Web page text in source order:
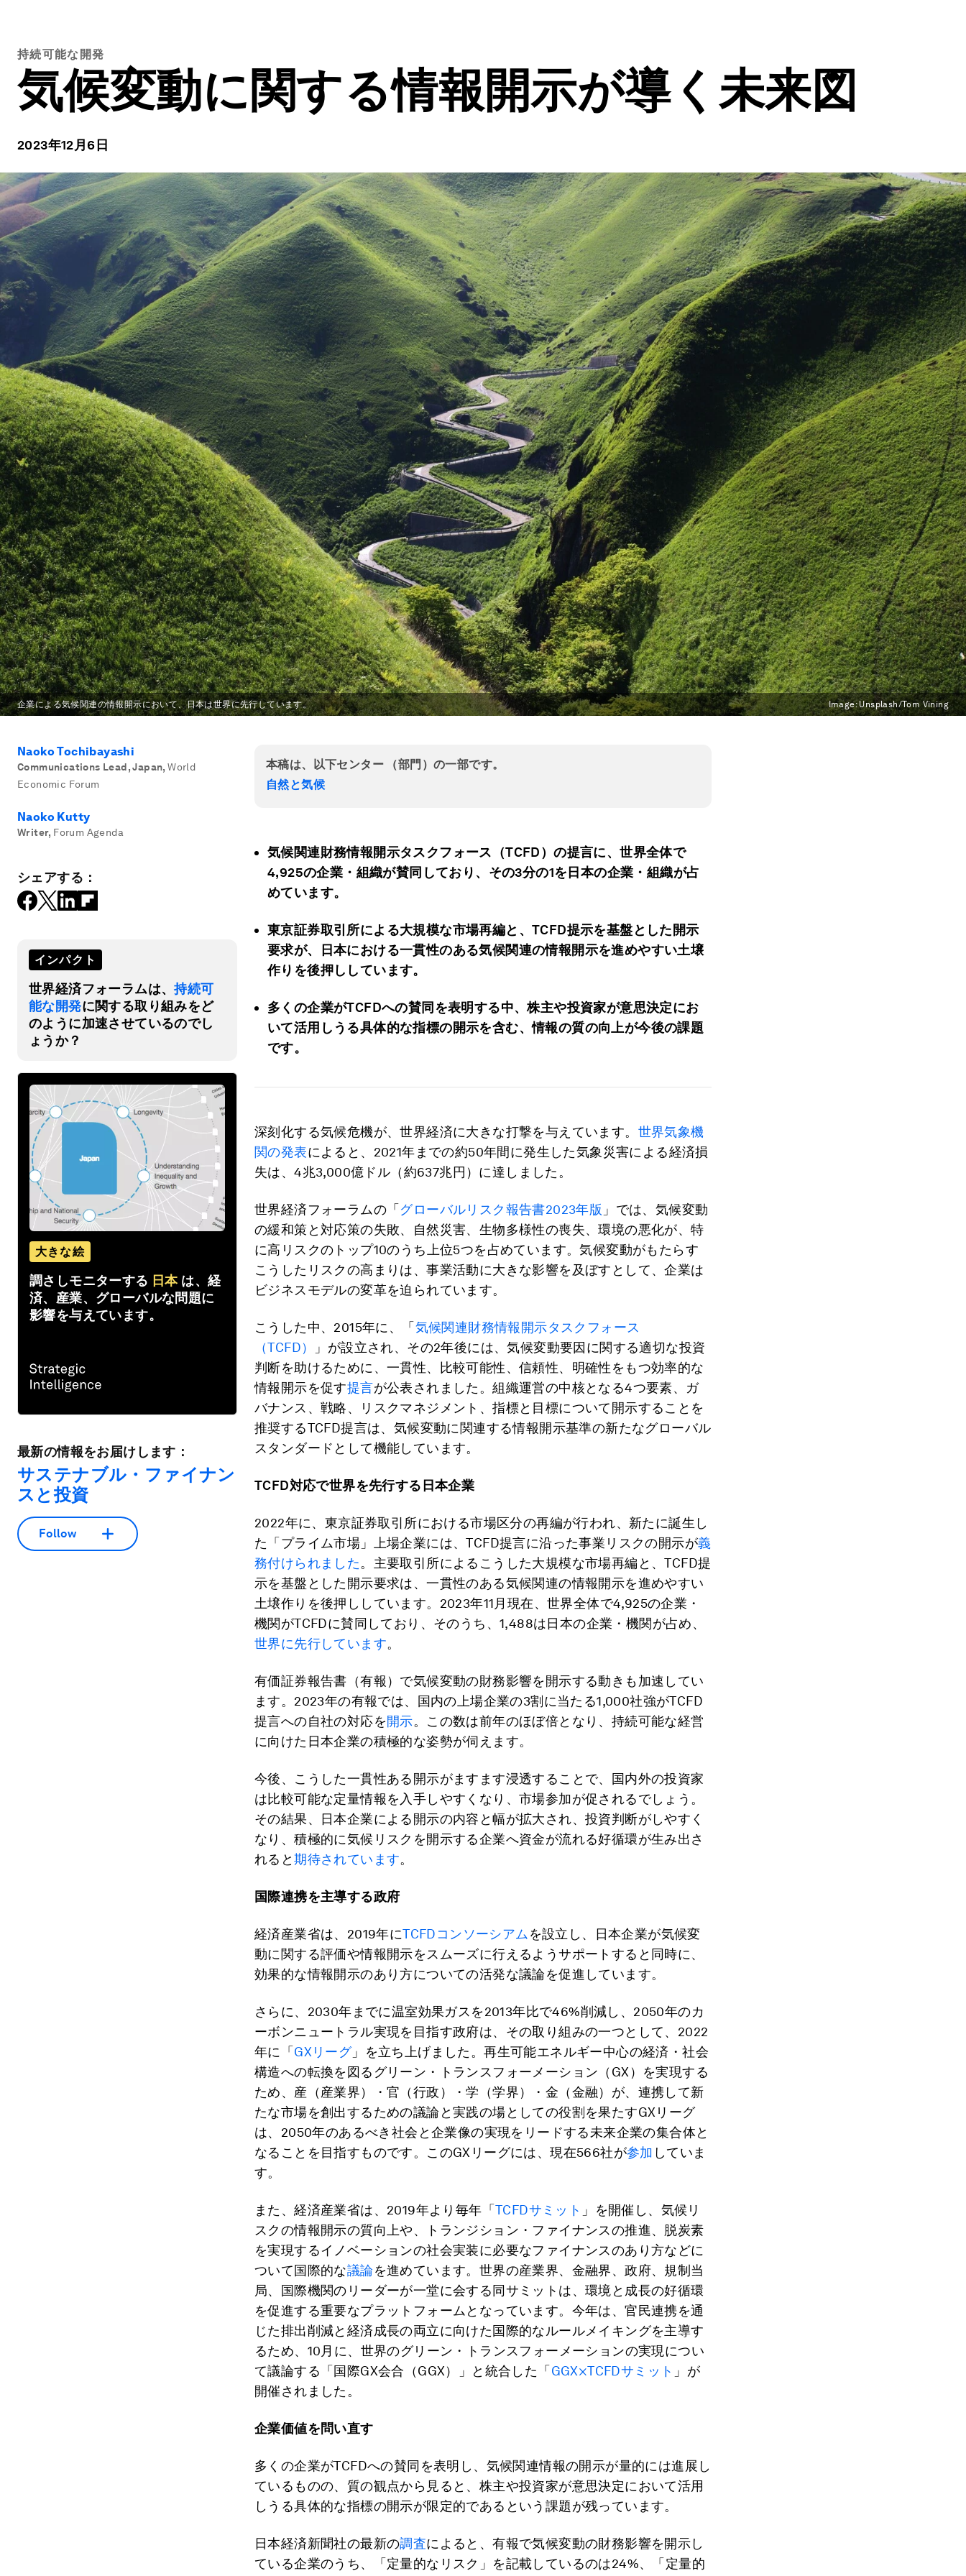
持続可能な開発
気候変動に関する情報開示が導く未来図
2023年12月6日
企業による気候関連の情報開示において、日本は世界に先行しています。 Image:Unsplash/Tom Vining
Naoko Tochibayashi
Communications Lead, Japan, World
Economic Forum
Naoko Kutty
Writer, Forum Agenda
シェアする：
インパクト
世界経済フォーラムは、持続可
能な開発に関する取り組みをど
のように加速させているのでし
ょうか？
大きな絵
調さしモニターする 日本 は、経
済、産業、グローバルな問題に
影響を与えています。
最新の情報をお届けします：
サステナブル・ファイナン
スと投資
Follow
本稿は、以下センター （部門）の一部です。
自然と気候
気候関連財務情報開示タスクフォース（TCFD）の提言に、世界全体で
4,925の企業・組織が賛同しており、その3分の1を日本の企業・組織が占
めています。
東京証券取引所による大規模な市場再編と、TCFD提示を基盤とした開示
要求が、日本における一貫性のある気候関連の情報開示を進めやすい土壌
作りを後押ししています。
多くの企業がTCFDへの賛同を表明する中、株主や投資家が意思決定にお
いて活用しうる具体的な指標の開示を含む、情報の質の向上が今後の課題
です。
深刻化する気候危機が、世界経済に大きな打撃を与えています。 世界気象機
関の発表によると、2021年までの約50年間に発生した気象災害による経済損
失は、4兆3,000億ドル（約637兆円）に達しました。
世界経済フォーラムの「 グローバルリスク報告書2023年版 」では、気候変動
の緩和策と対応策の失敗、自然災害、生物多様性の喪失、環境の悪化が、特
に高リスクのトップ10のうち上位5つを占めています。気候変動がもたらす
こうしたリスクの高まりは、事業活動に大きな影響を及ぼすとして、企業は
ビジネスモデルの変革を迫られています。
こうした中、2015年に、「 気候関連財務情報開示タスクフォース
（TCFD）
」が設立され、その2年後には、気候変動要因に関する適切な投資
判断を助けるために、一貫性、比較可能性、信頼性、明確性をもつ効率的な
情報開示を促す提言が公表されました。組織運営の中核となる4つ要素、ガ
バナンス、戦略、リスクマネジメント、指標と目標について開示することを
推奨するTCFD提言は、気候変動に関連する情報開示基準の新たなグローバル
スタンダードとして機能しています。
TCFD対応で世界を先行する日本企業
2022年に、東京証券取引所における市場区分の再編が行われ、新たに誕生し
た「プライム市場」上場企業には、TCFD提言に沿った事業リスクの開示が義
務付けられました。主要取引所によるこうした大規模な市場再編と、TCFD提
示を基盤とした開示要求は、一貫性のある気候関連の情報開示を進めやすい
土壌作りを後押ししています。2023年11月現在、世界全体で4,925の企業・
機関がTCFDに賛同しており、そのうち、1,488は日本の企業・機関が占め、
世界に先行しています。
有価証券報告書（有報）で気候変動の財務影響を開示する動きも加速してい
ます。2023年の有報では、国内の上場企業の3割に当たる1,000社強がTCFD
提言への自社の対応を開示。この数は前年のほぼ倍となり、持続可能な経営
に向けた日本企業の積極的な姿勢が伺えます。
今後、こうした一貫性ある開示がますます浸透することで、国内外の投資家
は比較可能な定量情報を入手しやすくなり、市場参加が促されるでしょう。
その結果、日本企業による開示の内容と幅が拡大され、投資判断がしやすく
なり、積極的に気候リスクを開示する企業へ資金が流れる好循環が生み出さ
れると期待されています。
国際連携を主導する政府
経済産業省は、2019年にTCFDコンソーシアム を設立し、日本企業が気候変
動に関する評価や情報開示をスムーズに行えるようサポートすると同時に、
効果的な情報開示のあり方についての活発な議論を促進しています。
さらに、2030年までに温室効果ガスを2013年比で46%削減し、2050年のカ
ーボンニュートラル実現を目指す政府は、その取り組みの一つとして、2022
年に「 GXリーグ」を立ち上げました。再生可能エネルギー中心の経済・社会
構造への転換を図るグリーン・トランスフォーメーション（GX）を実現する
ため、産（産業界）・官（行政）・学（学界）・金（金融）が、連携して新
たな市場を創出するための議論と実践の場としての役割を果たすGXリーグ
は、2050年のあるべき社会と企業像の実現をリードする未来企業の集合体と
なることを目指すものです。このGXリーグには、現在566社が参加 していま
す。
また、経済産業省は、2019年より毎年「 TCFDサミット 」を開催し、気候リ
スクの情報開示の質向上や、トランジション・ファイナンスの推進、脱炭素
を実現するイノベーションの社会実装に必要なファイナンスのあり方などに
ついて国際的な議論を進めています。世界の産業界、金融界、政府、規制当
局、国際機関のリーダーが一堂に会する同サミットは、環境と成長の好循環
を促進する重要なプラットフォームとなっています。今年は、官民連携を通
じた排出削減と経済成長の両立に向けた国際的なルールメイキングを主導す
るため、10月に、世界のグリーン・トランスフォーメーションの実現につい
て議論する「国際GX会合（GGX）」と統合した「 GGX×TCFDサミット 」が
開催されました。
企業価値を問い直す
多くの企業がTCFDへの賛同を表明し、気候関連情報の開示が量的には進展し
ているものの、質の観点から見ると、株主や投資家が意思決定において活用
しうる具体的な指標の開示が限定的であるという課題が残っています。
日本経済新聞社の最新の調査によると、有報で気候変動の財務影響を開示し
ている企業のうち、「定量的なリスク」を記載しているのは24%、「定量的